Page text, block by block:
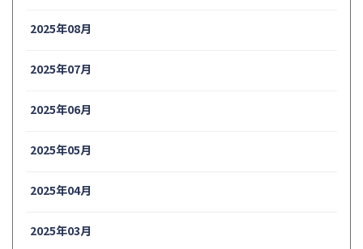
2025年08月
2025年07月
2025年06月
2025年05月
2025年04月
2025年03月